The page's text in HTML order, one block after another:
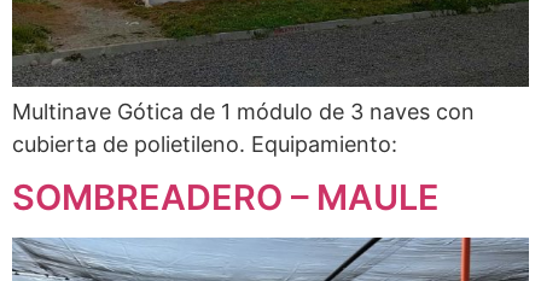
Multinave Gótica de 1 módulo de 3 naves con
cubierta de polietileno. Equipamiento:
SOMBREADERO – MAULE